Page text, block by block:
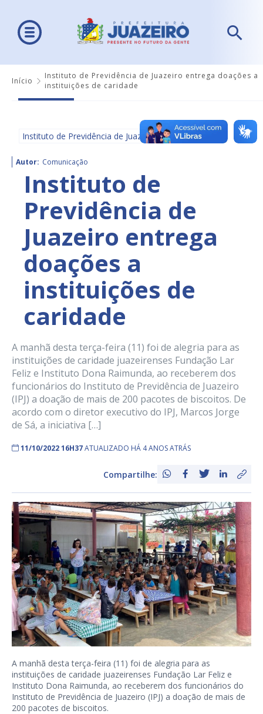
Início
Instituto de Previdência de Juazeiro entrega doações a
instituições de caridade
Instituto de Previdência de Juazeiro - IPJ
Autor: Comunicação
Instituto de
Previdência de
Juazeiro entrega
doações a
instituições de
caridade
A manhã desta terça-feira (11) foi de alegria para as
instituições de caridade juazeirenses Fundação Lar
Feliz e Instituto Dona Raimunda, ao receberem dos
funcionários do Instituto de Previdência de Juazeiro
(IPJ) a doação de mais de 200 pacotes de biscoitos. De
acordo com o diretor executivo do IPJ, Marcos Jorge
de Sá, a iniciativa […]
11/10/2022 16H37ATUALIZADO HÁ 4 ANOS ATRÁS
Compartilhe:
A manhã desta terça-feira (11) foi de alegria para as
instituições de caridade juazeirenses Fundação Lar Feliz e
Instituto Dona Raimunda, ao receberem dos funcionários do
Instituto de Previdência de Juazeiro (IPJ) a doação de mais de
200 pacotes de biscoitos.